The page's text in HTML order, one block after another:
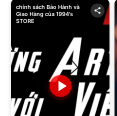
chính sách Bảo Hành và
Giao Hàng của 1994's
STORE